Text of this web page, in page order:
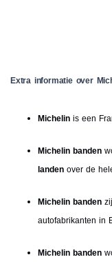
Extra informatie over
Michelin is een
Michelin banden
landen over de
Michelin banden
autofabrikanten in
Michelin banden